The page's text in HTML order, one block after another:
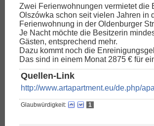
Zwei Ferienwohnungen vermietet die
Olszówka schon seit vielen Jahren in
Ferienwohnung in der Oldenburger
Je Nacht möchte die Besitzerin
Gästen, entsprechend mehr.
Dazu kommt noch die
Das sind in einem Monat 2875 € für
Quellen-Link
http://www.artapartment.eu/de.php/
Glaubwürdigkeit: 1